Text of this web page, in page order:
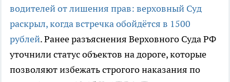
водителей от лишения прав: верховный Суд
раскрыл, когда встречка обойдётся в 1500
рублей. Ранее разъяснения Верховного Суда РФ
уточнили статус объектов на дороге, которые
позволяют избежать строгого наказания по